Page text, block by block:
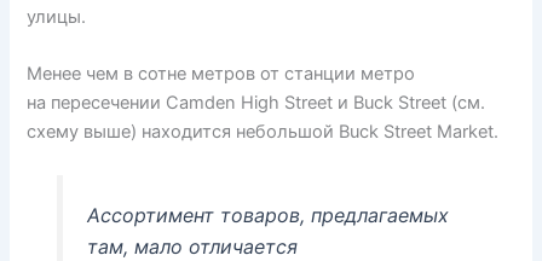
улицы.
Менее чем в сотне метров от станции метро
на пересечении Camden High Street и Buck Street (см.
схему выше) находится небольшой Buck Street Market.
Ассортимент товаров, предлагаемых
там, мало отличается